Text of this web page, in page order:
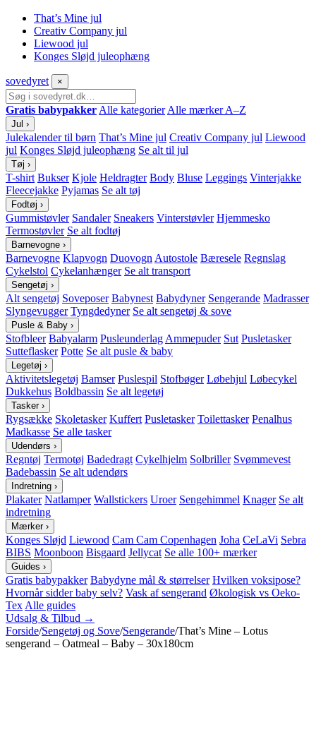
That’s Mine jul
Creativ Company jul
Liewood jul
Konges Sløjd juleophæng
sovedyret ×
Gratis babypakker Alle kategorier Alle mærker A–Z
Jul ›
Julekalender til børn That’s Mine jul Creativ Company jul Liewood
jul Konges Sløjd juleophæng Se alt til jul
Tøj ›
T-shirt Bukser Kjole Heldragter Body Bluse Leggings Vinterjakke
Fleecejakke Pyjamas Se alt tøj
Fodtøj ›
Gummistøvler Sandaler Sneakers Vinterstøvler Hjemmesko
Termostøvler Se alt fodtøj
Barnevogne ›
Barnevogne Klapvogn Duovogn Autostole Bæresele Regnslag
Cykelstol Cykelanhænger Se alt transport
Sengetøj ›
Alt sengetøj Soveposer Babynest Babydyner Sengerande Madrasser
Slyngevugger Tyngdedyner Se alt sengetøj & sove
Pusle & Baby ›
Stofbleer Babyalarm Pusleunderlag Ammepuder Sut Pusletasker
Sutteflasker Potte Se alt pusle & baby
Legetøj ›
Aktivitetslegetøj Bamser Puslespil Stofbøger Løbehjul Løbecykel
Dukkehus Boldbassin Se alt legetøj
Tasker ›
Rygsække Skoletasker Kuffert Pusletasker Toilettasker Penalhus
Madkasse Se alle tasker
Udendørs ›
Regntøj Termotøj Badedragt Cykelhjelm Solbriller Svømmevest
Badebassin Se alt udendørs
Indretning ›
Plakater Natlamper Wallstickers Uroer Sengehimmel Knager Se alt
indretning
Mærker ›
Konges Sløjd Liewood Cam Cam Copenhagen Joha CeLaVi Sebra
BIBS Moonboon Bisgaard Jellycat Se alle 100+ mærker
Guides ›
Gratis babypakker Babydyne mål & størrelser Hvilken voksipose?
Hvornår sidder baby selv? Vask af sengerand Økologisk vs Oeko-
Tex Alle guides
Udsalg & Tilbud →
Forside/Sengetøj og Sove/Sengerande/That’s Mine – Lotus
sengerand – Oatmeal – Baby – 30x180cm